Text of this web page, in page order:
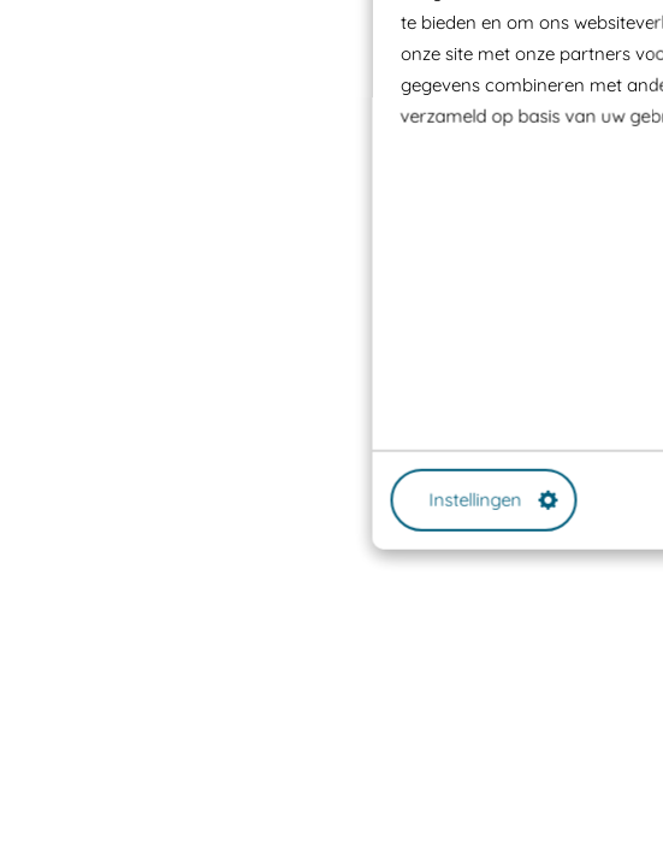
te bieden en om ons
onze site met onze partners
gegevens combineren met
verzameld op basis van uw
Instellingen